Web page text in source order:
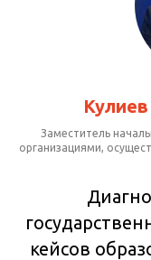
Заместитель
организациями,
кейсов